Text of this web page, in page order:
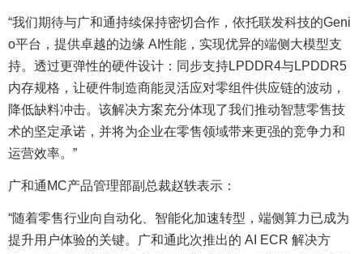
“我们期待与广和通持续保持密切合作，依托联发科技的Geni
o平台，提供卓越的边缘 AI性能，实现优异的端侧大模型支
持。透过更弹性的硬件设计：同步支持LPDDR4与LPDDR5
内存规格，让硬件制造商能灵活应对零组件供应链的波动，
降低缺料冲击。该解决方案充分体现了我们推动智慧零售技
术的坚定承诺，并将为企业在零售领域带来更强的竞争力和
运营效率。”
广和通MC产品管理部副总裁赵轶表示：
“随着零售行业向自动化、智能化加速转型，端侧算力已成为
提升用户体验的关键。广和通此次推出的 AI ECR 解决方